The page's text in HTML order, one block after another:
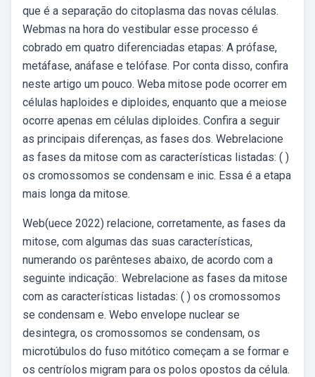
que é a separação do citoplasma das novas células.
Webmas na hora do vestibular esse processo é
cobrado em quatro diferenciadas etapas: A prófase,
metáfase, anáfase e telófase. Por conta disso, confira
neste artigo um pouco. Weba mitose pode ocorrer em
células haploides e diploides, enquanto que a meiose
ocorre apenas em células diploides. Confira a seguir
as principais diferenças, as fases dos. Webrelacione
as fases da mitose com as características listadas: ( )
os cromossomos se condensam e inic. Essa é a etapa
mais longa da mitose.
Web(uece 2022) relacione, corretamente, as fases da
mitose, com algumas das suas características,
numerando os parênteses abaixo, de acordo com a
seguinte indicação:. Webrelacione as fases da mitose
com as características listadas: ( ) os cromossomos
se condensam e. Webo envelope nuclear se
desintegra, os cromossomos se condensam, os
microtúbulos do fuso mitótico começam a se formar e
os centríolos migram para os polos opostos da célula.